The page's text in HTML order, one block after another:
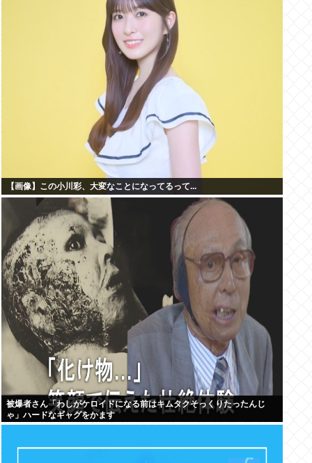
【画像】この小川彩、大変なことになってるって...
被爆者さん「わしがケロイドになる前はキムタクそっくりたったんじ
ゃ」ハードなギャグをかます